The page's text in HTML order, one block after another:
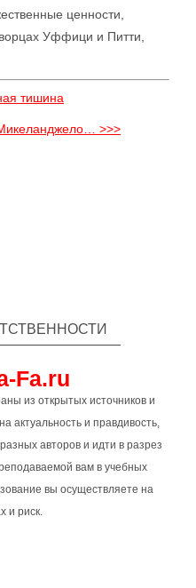
ценности,
Уффици и Питти,
тишина
>>>
Fa.ru
из открытых источников и
актуальность и правдивость,
авторов и идти в разрез
вам в учебных
вы осуществляете на
и риск.